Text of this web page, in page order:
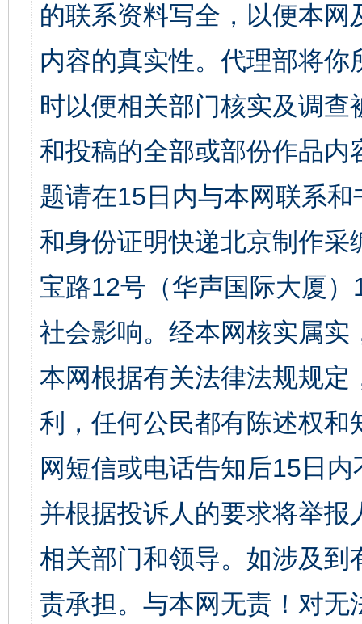
的联系资料写全，以便本
内容的真实性。代理部将
时以便相关部门核实及调
和投稿的全部或部份作品
题请在15日内与本网联系
和身份证明快递北京制作
宝路12号（华声国际大厦
社会影响。经本网核实属
本网根据有关法律法规规
利，任何公民都有陈述权
网短信或电话告知后15日
并根据投诉人的要求将举
相关部门和领导。如涉及
责承担。与本网无责！对